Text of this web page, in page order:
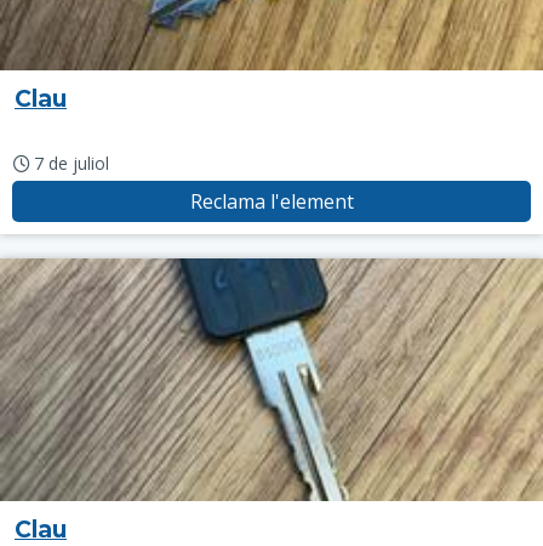
Clau
7 de juliol
Reclama l'element
Clau